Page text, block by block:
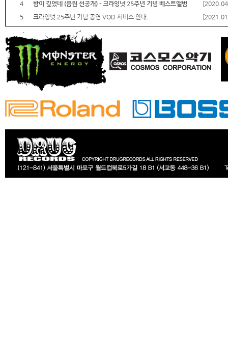
4
밤이 깊었네 (음원 선공개) - 크라잉넛 25주년 기념 베스트앨범
5
크라잉넛 25주년 기념 공연 VOD 서비스 안내.
새 싱글 '다음에 잘하자' 발매 !!